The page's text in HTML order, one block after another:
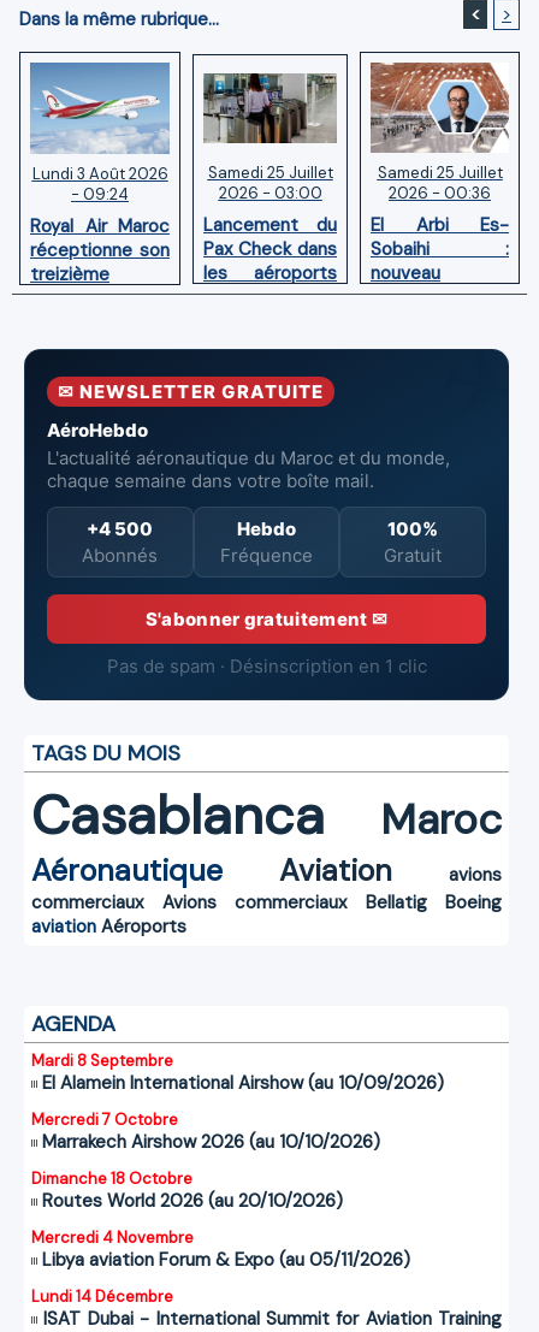
Dans la même rubrique... < >
Lundi 3 Août 2026
- 09:24
Royal Air Maroc
réceptionne son
treizième
Boeing 787
Samedi 25 Juillet
2026 - 03:00
Lancement du
Pax Check dans
les aéroports
du Maroc
Samedi 25 Juillet
2026 - 00:36
El Arbi Es-
Sobaihi :
nouveau
directeur à la
l’Aéroport
Mohammed V
✉ NEWSLETTER GRATUITE
AéroHebdo
L'actualité aéronautique du Maroc et du monde,
chaque semaine dans votre boîte mail.
+4 500
Abonnés
Hebdo
Fréquence
100%
Gratuit
S'abonner gratuitement ✉
Pas de spam · Désinscription en 1 clic
TAGS DU MOIS
Casablanca Maroc
Aéronautique Aviation
avions
commerciaux
Avions commerciaux Bellatig
Boeing
aviation Aéroports
AGENDA
Mardi 8 Septembre
El Alamein International Airshow (au 10/09/2026)
Mercredi 7 Octobre
Marrakech Airshow 2026 (au 10/10/2026)
Dimanche 18 Octobre
Routes World 2026 (au 20/10/2026)
Mercredi 4 Novembre
Libya aviation Forum & Expo (au 05/11/2026)
Lundi 14 Décembre
ISAT Dubai - International Summit for Aviation Training